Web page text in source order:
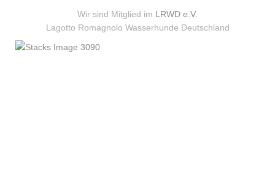
Wir sind Mitglied im LRWD e.V.
Lagotto Romagnolo Wasserhunde Deutschland